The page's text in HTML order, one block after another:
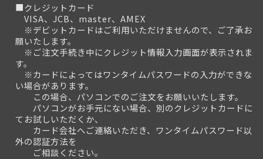
■クレジットカード
VISA、JCB、master、AMEX
※デビットカードはご利用いただけませんので、ご了承お
願いたします。
※ご注文手続き中にクレジット情報入力画面が表示されま
す。
※カードによってはワンタイムパスワードの入力ができな
い場合があります。
この場合、パソコンでのご注文をお願いいたします。
パソコンがお手元にない場合、別のクレジットカードに
てお試しいただくか、
カード会社へご連絡いただき、ワンタイムパスワード以
外の認証方法を
ご相談ください。